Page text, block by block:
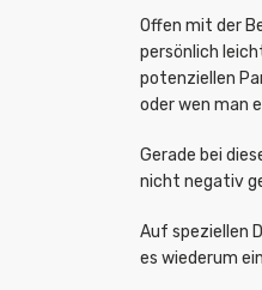
Offen mit der
persönlich
potenziellen
oder wen man
Gerade bei
nicht negativ
Auf speziellen
es wiederum